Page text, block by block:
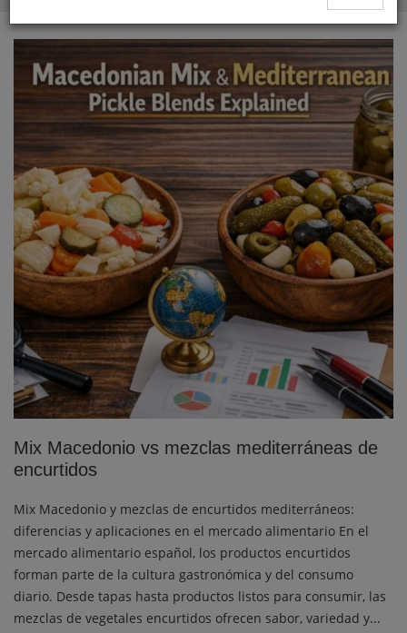
Mix Macedonio vs mezclas mediterráneas de
encurtidos
Mix Macedonio y mezclas de encurtidos mediterráneos:
diferencias y aplicaciones en el mercado alimentario En el
mercado alimentario español, los productos encurtidos
forman parte de la cultura gastronómica y del consumo
diario. Desde tapas hasta productos listos para consumir, las
mezclas de vegetales encurtidos ofrecen sabor, variedad y...